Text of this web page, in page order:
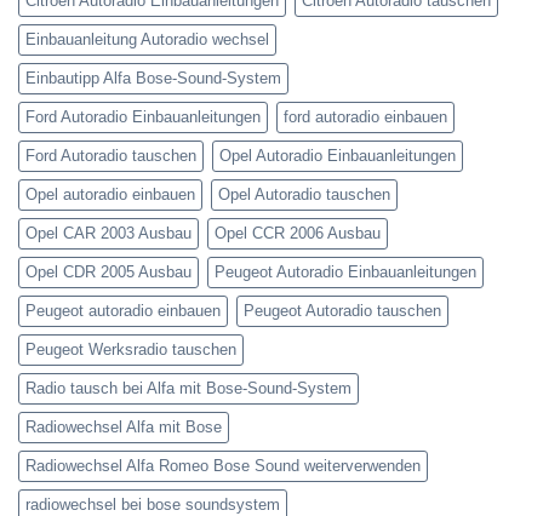
Einbauanleitung Autoradio wechsel
Einbautipp Alfa Bose-Sound-System
Ford Autoradio Einbauanleitungen ford autoradio einbauen
Ford Autoradio tauschen Opel Autoradio Einbauanleitungen
Opel autoradio einbauen Opel Autoradio tauschen
Opel CAR 2003 Ausbau Opel CCR 2006 Ausbau
Opel CDR 2005 Ausbau Peugeot Autoradio Einbauanleitungen
Peugeot autoradio einbauen Peugeot Autoradio tauschen
Peugeot Werksradio tauschen
Radio tausch bei Alfa mit Bose-Sound-System
Radiowechsel Alfa mit Bose
Radiowechsel Alfa Romeo Bose Sound weiterverwenden
radiowechsel bei bose soundsystem‎